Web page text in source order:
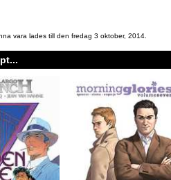
vara lades till den fredag 3 oktober, 2014.